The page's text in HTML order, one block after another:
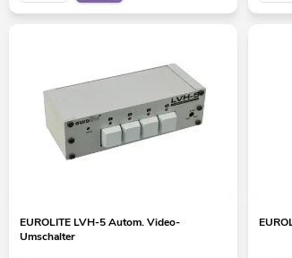
EUROLITE LVH-5 Autom. Video-
Umschalter